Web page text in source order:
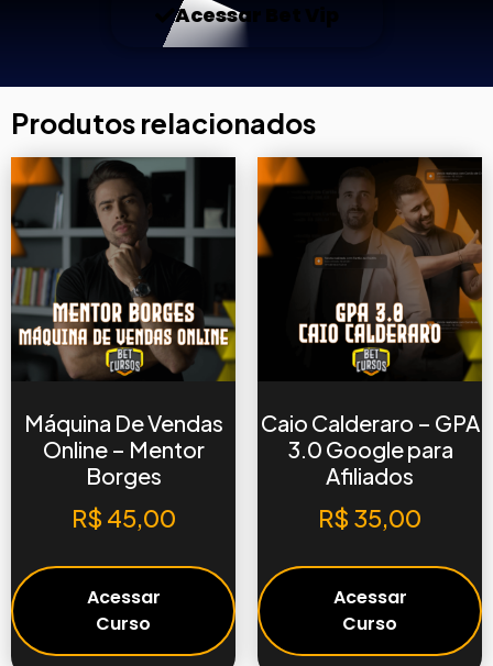
Acessar Bet Vip
Produtos relacionados
Máquina De Vendas
Online – Mentor
Borges
R$ 45,00
Acessar
Curso
Caio Calderaro – GPA
3.0 Google para
Afiliados
R$ 35,00
Acessar
Curso